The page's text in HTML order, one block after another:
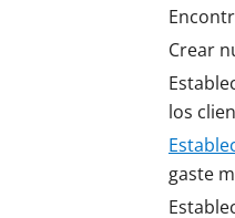
Crear
los
gaste